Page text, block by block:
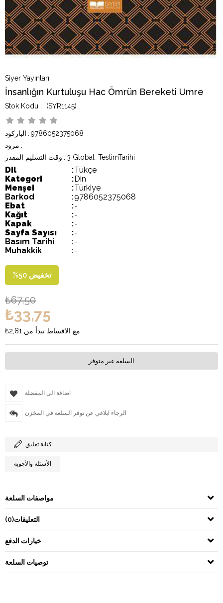
Siyer Yayınları
İnsanlığın Kurtuluşu Hac Ömrün Bereketi Umre
(SYR1145)
الباركود : 9786052375068
مزود :
وقت التسليم المقدر : 3 Global_TeslimTarihi
Dil :Tükçe
Kategori
:Din
Menşei
:Türkiye
Barkod
:9786052375068
Ebat
:-
Kağıt
:-
Kapak
:-
Sayfa Sayısı
:-
Basım Tarihi
: -
Muhakkik
: -
%50 تخفيض
₺67,50
₺33,75
₺2,81 مع الاقساط تبدأ من
السلعة غير متوفر
اضافة الى المفضلة
الرجاء ابلاغي عن توفر السلعة في المخزن
كتابة تعليق
الأسئلة والأجوبة
مواصفات السلعة
التعليقات(0)
خيارات الدفع
توصيات السلعة